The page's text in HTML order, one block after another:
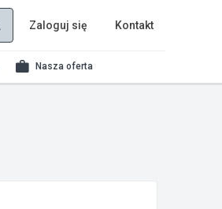
Zaloguj się Kontakt
Nasza oferta